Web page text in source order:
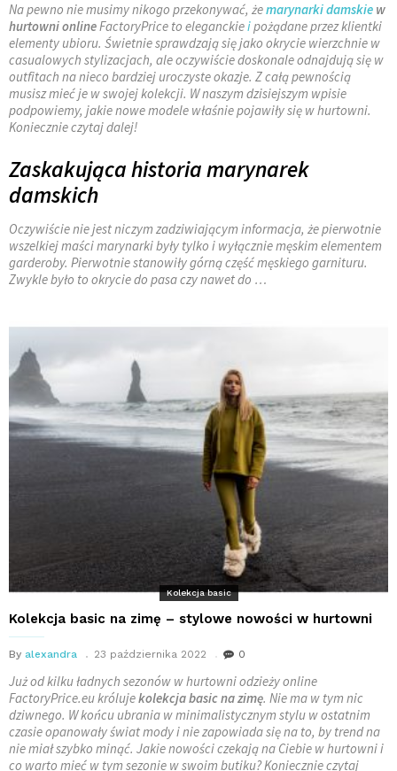
Na pewno nie musimy nikogo przekonywać, żemarynarki damskie w
hurtowni onlineFactoryPrice to eleganckieipożądane przez klientki
elementy ubioru. Świetnie sprawdzają się jako okrycie wierzchnie w
casualowych stylizacjach, ale oczywiście doskonale odnajdują się w
outfitach na nieco bardziej uroczyste okazje. Z całą pewnością
musisz mieć je w swojej kolekcji. W naszym dzisiejszym wpisie
podpowiemy, jakie nowe modele właśnie pojawiły się w hurtowni.
Koniecznie czytaj dalej!
Zaskakująca historia marynarek
damskich
Oczywiście nie jest niczym zadziwiającym informacja, że pierwotnie
wszelkiej maści marynarki były tylko i wyłącznie męskim elementem
garderoby. Pierwotnie stanowiły górną część męskiego garnituru.
Zwykle było to okrycie do pasa czy nawet do …
Kolekcja basic
Kolekcja basic na zimę – stylowe nowości w hurtowni
By alexandra 23 października 2022 0
Już od kilku ładnych sezonów w hurtowni odzieży online
FactoryPrice.eu królujekolekcja basic na zimę. Nie ma w tym nic
dziwnego. W końcu ubrania w minimalistycznym stylu w ostatnim
czasie opanowały świat mody i nie zapowiada się na to, by trend na
nie miał szybko minąć. Jakie nowości czekają na Ciebie w hurtowni i
co warto mieć w tym sezonie w swoim butiku? Koniecznie czytaj